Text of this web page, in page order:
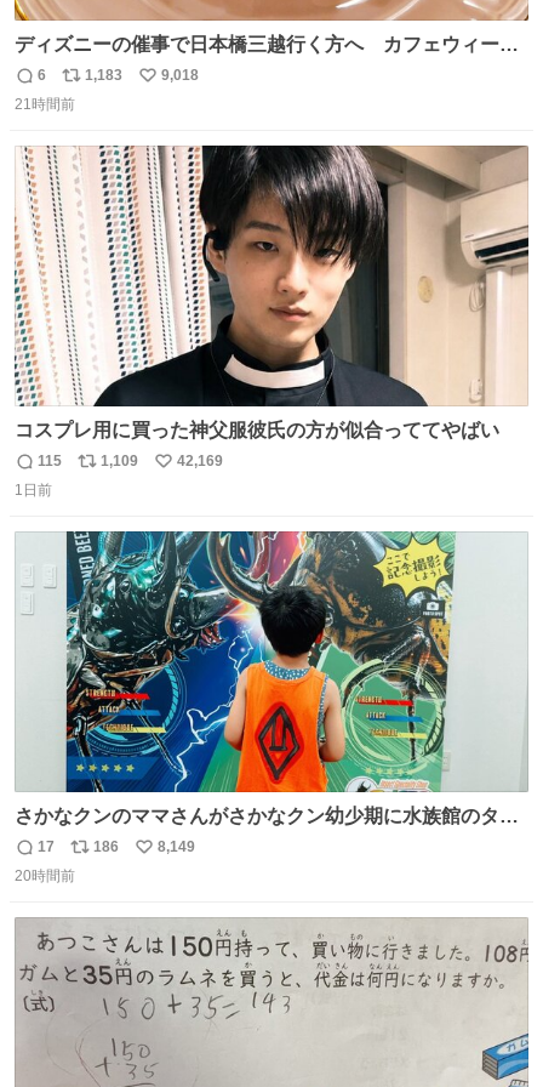
ディズニーの催事で日本橋三越行く方へ カフェウィーン
のザッハトルテを食べてください
返
信
6
リ
ポ
ト
数
1,183
い
数
9,018
21時間前
コスプレ用に買った神父服彼氏の方が似合っててやばい
返
信
115
リ
ト
数
1,109
い
数
42,169
1日前
さかなクンのママさんがさかなクン幼少期に水族館のタコ
水槽の前で1時間以上粘る彼に付き合ったらしいけれど、
先日昆虫博でカブトムシを触り続ける息子に5時間付き合
返
信
17
リ
ポ
ト
186
い
数
8,149
20時間前